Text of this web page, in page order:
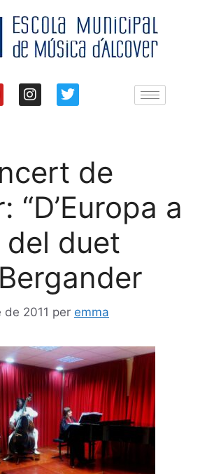
de
“D’Europa a
del duet
2011 per emma